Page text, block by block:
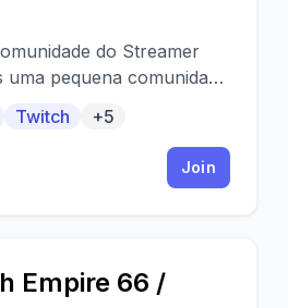
do Streamer
pequena comunidade
Twitch +5
Join
Empire 66 /